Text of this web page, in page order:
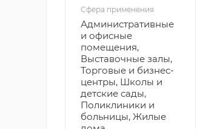
Сфера применения
Административные
и офисные
помещения,
Выставочные залы,
Торговые и бизнес-
центры, Школы и
детские сады,
Поликлиники и
больницы, Жилые